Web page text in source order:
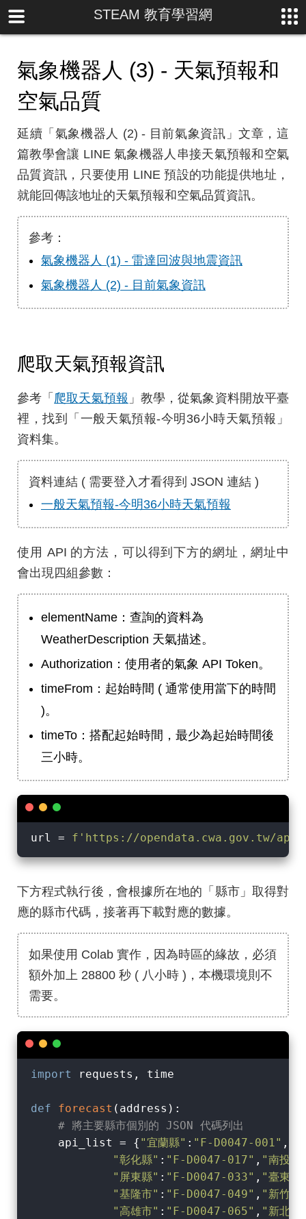
STEAM 教育學習網
氣象機器人 (3) - 天氣預報和
空氣品質
延續「氣象機器人 (2) - 目前氣象資訊」文章，這
篇教學會讓 LINE 氣象機器人串接天氣預報和空氣
品質資訊，只要使用 LINE 預設的功能提供地址，
就能回傳該地址的天氣預報和空氣品質資訊。
參考：
氣象機器人 (1) - 雷達回波與地震資訊
氣象機器人 (2) - 目前氣象資訊
爬取天氣預報資訊
參考「 爬取天氣預報 」教學，從氣象資料開放平臺
裡，找到「一般天氣預報-今明36小時天氣預報」
資料集。
資料連結 ( 需要登入才看得到 JSON 連結 )
一般天氣預報-今明36小時天氣預報
使用 API 的方法，可以得到下方的網址，網址中
會出現四組參數：
elementName：查詢的資料為
WeatherDescription 天氣描述。
Authorization：使用者的氣象 API Token。
timeFrom：起始時間 ( 通常使用當下的時間
)。
timeTo：搭配起始時間，最少為起始時間後
三小時。
url = f'https://opendata.cwa.gov.tw/
下方程式執行後，會根據所在地的「縣市」取得對
應的縣市代碼，接著再下載對應的數據。
如果使用 Colab 實作，因為時區的緣故，必須
額外加上 28800 秒 ( 八小時 )，本機環境則不
需要。
import requests, time
def forecast ( address ):
# 將主要縣市個別的 JSON 代碼列出
    api_list = {
"宜蘭縣" : "F-D0047-001" ,
"彰化縣" : "F-D0047-017" , "南投縣
"屏東縣" : "F-D0047-033" , "臺東縣
"基隆市" : "F-D0047-049" , "新竹市
"高雄市" : "F-D0047-065" , "新北市